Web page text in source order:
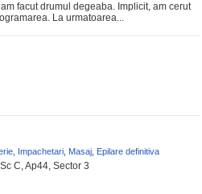
facut drumul degeaba. Implicit, am cerut
La urmatoarea...
Impachetari Masaj Epilare definitiva
C, Ap44, Sector 3